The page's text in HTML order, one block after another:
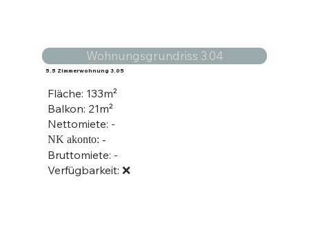
Wohnungsgrundriss 3.04
5.5 Zimmerwohnung 3.05
Fläche: 133m²
Balkon: 21m²
Nettomiete: -
NK akonto: -
Bruttomiete: -
Verfügbarkeit: ❌